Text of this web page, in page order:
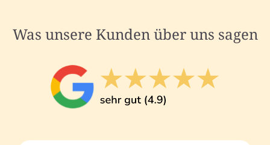
Was unsere Kunden über uns sagen